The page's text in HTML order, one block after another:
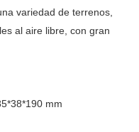
variedad de terrenos,
al aire libre, con gran
mm